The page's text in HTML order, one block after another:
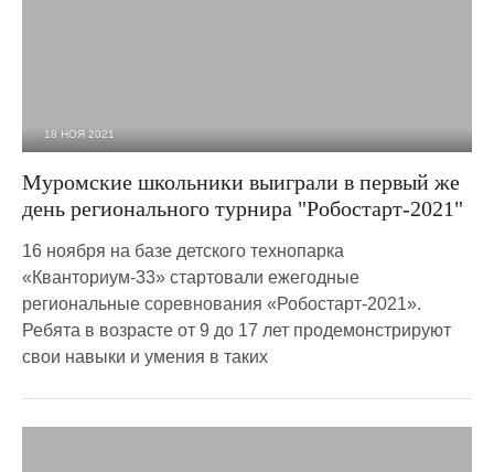
18 НОЯ 2021
Муромские школьники выиграли в первый же
день регионального турнира "Робостарт-2021"
16 ноября на базе детского технопарка
«Кванториум-33» стартовали ежегодные
региональные соревнования «Робостарт-2021».
Ребята в возрасте от 9 до 17 лет продемонстрируют
свои навыки и умения в таких